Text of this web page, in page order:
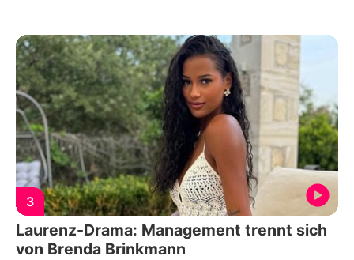
3
Laurenz-Drama: Management trennt sich
von Brenda Brinkmann